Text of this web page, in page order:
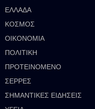
ΕΛΛΑΔΑ
ΚΟΣΜΟΣ
ΟΙΚΟΝΟΜΙΑ
ΠΟΛΙΤΙΚΗ
ΠΡΟΤΕΙΝΟΜΕΝΟ
ΣΕΡΡΕΣ
ΣΗΜΑΝΤΙΚΕΣ ΕΙΔΗΣΕΙΣ